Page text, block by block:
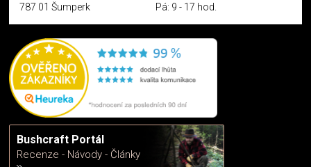
787 01 Šumperk
Pá: 9 - 17 hod.
Bushcraft Portál
Recenze - Návody - Články